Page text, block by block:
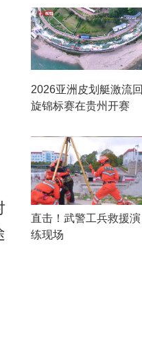
2026亚洲皮划艇激流回
旋锦标赛在贵州开赛
直击！武警工兵救援演
练现场